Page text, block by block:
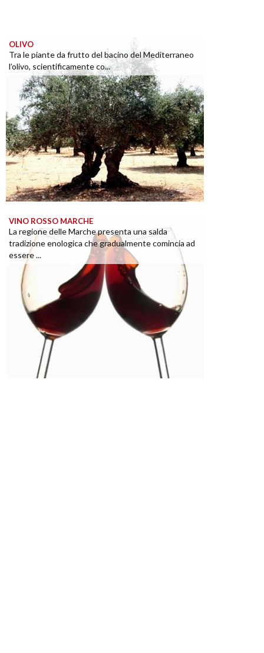
OLIVO
Tra le piante da frutto del bacino del Mediterraneo
l’olivo, scientificamente co...
VINO ROSSO MARCHE
La regione delle Marche presenta una salda
tradizione enologica che gradualmente comincia ad
essere ...